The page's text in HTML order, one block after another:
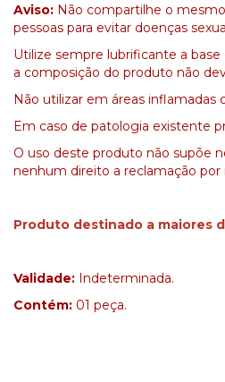
Aviso: Não compartilhe o
pessoas para evitar doenças
Utilize sempre lubrificante a base
a composição do produto não
Não utilizar em áreas inflamadas
Em caso de patologia existente
O uso deste produto não supõe
nenhum direito a reclamação
Produto destinado a maiores
Validade: Indeterminada.
Contém: 01 peça.